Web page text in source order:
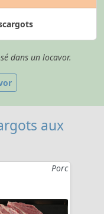
dans un locavor.
aux
Porc